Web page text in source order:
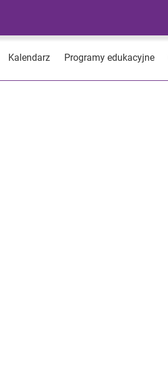
Kalendarz Programy edukacyjne